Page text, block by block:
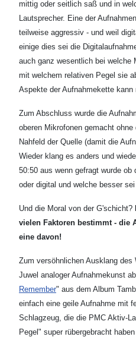
mittig oder seitlich saß und in
Lautsprecher. Eine der
teilweise aggressiv - und weil
einige dies sei die
auch ganz wesentlich bei welche
mit welchem relativen Pegel sie
Aspekte der Aufnahmekette
Zum Abschluss wurde die
oberen Mikrofonen gemacht
Nahfeld der Quelle (damit die
Wieder klang es anders und
50:50 aus wenn gefragt wurde ob
oder digital und welche besser
Und die Moral von der G'schicht?
vielen Faktoren bestimmt - die
eine davon!
Zum versöhnlichen Ausklang
Juwel analoger Aufnahmekunst
Remember" aus dem Album
einfach eine geile Aufnahme mit
Schlagzeug, die die PMC Aktiv-
Pegel" super rübergebracht